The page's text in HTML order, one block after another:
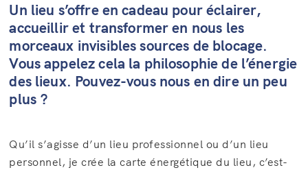
Un lieu s’offre en cadeau pour éclairer,
accueillir et transformer en nous les
morceaux invisibles sources de blocage.
Vous appelez cela la philosophie de l’énergie
des lieux. Pouvez-vous nous en dire un peu
plus ?
Qu’il s’agisse d’un lieu professionnel ou d’un lieu
personnel, je crée la carte énergétique du lieu, c’est-